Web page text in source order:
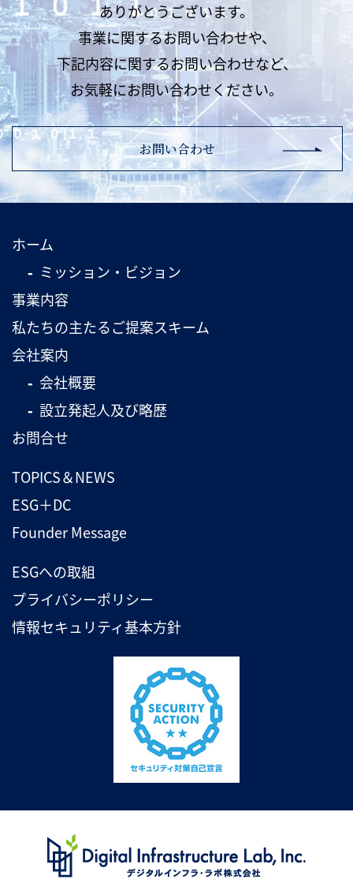
ありがとうございます。
事業に関するお問い合わせや、
下記内容に関するお問い合わせなど、
お気軽にお問い合わせください。
お問い合わせ
ホーム
ミッション・ビジョン
事業内容
私たちの主たるご提案スキーム
会社案内
会社概要
設立発起人及び略歴
お問合せ
TOPICS＆NEWS
ESG＋DC
Founder Message
ESGへの取組
プライバシーポリシー
情報セキュリティ基本方針